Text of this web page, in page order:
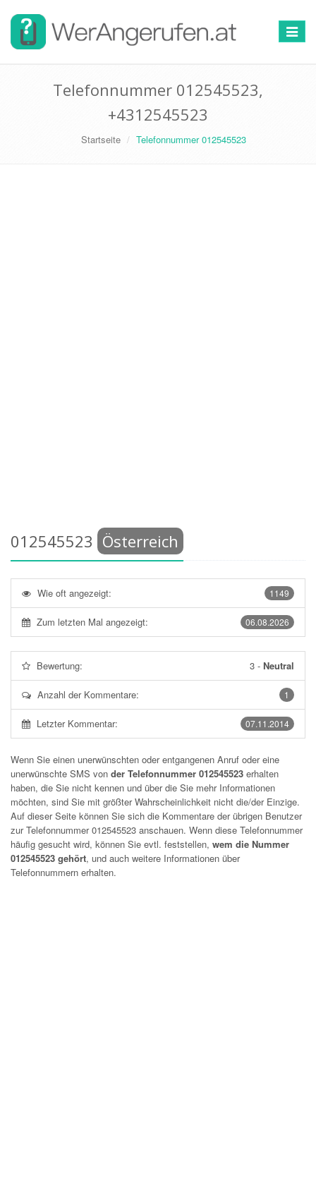
Toggle
Telefonnummer 012545523,
+4312545523
Startseite Telefonnummer 012545523
012545523 Österreich
1149
Wie oft angezeigt:
06.08.2026
Zum letzten Mal angezeigt:
Bewertung: 3 - Neutral
1
Anzahl der Kommentare:
07.11.2014
Letzter Kommentar:
Wenn Sie einen unerwünschten oder entgangenen Anruf oder eine
unerwünschte SMS von der Telefonnummer 012545523 erhalten
haben, die Sie nicht kennen und über die Sie mehr Informationen
möchten, sind Sie mit größter Wahrscheinlichkeit nicht die/der Einzige.
Auf dieser Seite können Sie sich die Kommentare der übrigen Benutzer
zur Telefonnummer012545523 anschauen. Wenn diese Telefonnummer
häufig gesucht wird, können Sie evtl. feststellen, wem die Nummer
012545523 gehört, und auch weitere Informationen über
Telefonnummern erhalten.